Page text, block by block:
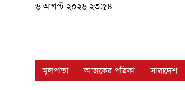
৬ আগস্ট ২০২৬ ২৩:৫৪
মূলপাতা আজকের পত্রিকা সারাদেশ